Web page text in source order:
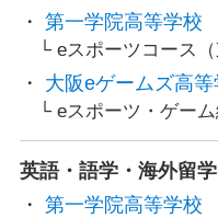
第一学院高等学校
eスポーツコース（
大阪eゲームズ高
eスポーツ・ゲー
英語・語学・海外留学
第一学院高等学校